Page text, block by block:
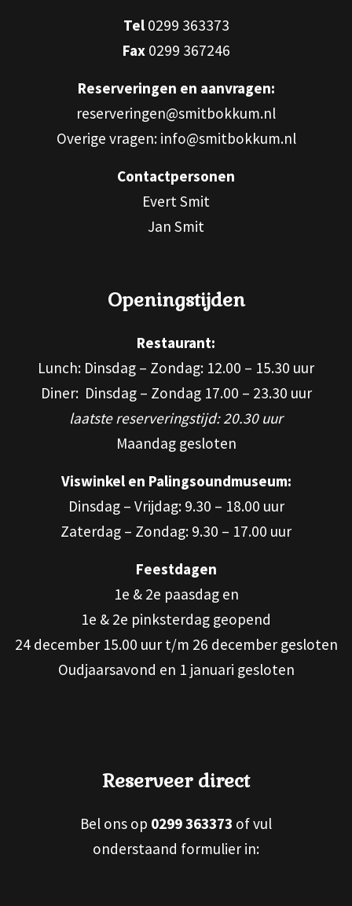
Tel0299 363373
Fax0299 367246
Reserveringen en aanvragen:
reserveringen@smitbokkum.nl
Overige vragen: info@smitbokkum.nl
Contactpersonen
Evert Smit
Jan Smit
Openingstijden
Restaurant:
Lunch: Dinsdag – Zondag: 12.00 – 15.30 uur
Diner: Dinsdag – Zondag 17.00 – 23.30 uur
laatste reserveringstijd: 20.30 uur
Maandag gesloten
Viswinkel en Palingsoundmuseum:
Dinsdag – Vrijdag: 9.30 – 18.00 uur
Zaterdag – Zondag: 9.30 – 17.00 uur
Feestdagen
1e & 2e paasdag en
1e & 2e pinksterdag geopend
24 december 15.00 uur t/m 26 december gesloten
Oudjaarsavond en 1 januari gesloten
Reserveer direct
Bel ons op 0299 363373 of vul
onderstaand formulier in: